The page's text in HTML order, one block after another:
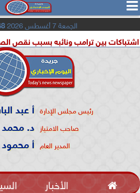
  
الجمعة 7 أغسطس 2026
ترامب ونائبه بسبب نقص الصواريخ
رئيس مجلس الإدارة أ عبد
صاحب الامتياز د.
المدير العام أ محمود
 الأخبار